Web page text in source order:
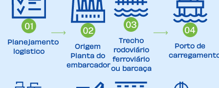
Planejamento
logistico
Origem
Planta do
embarcador
Trecho
rodoviário
ferroviário
ou barcaça
Porto de